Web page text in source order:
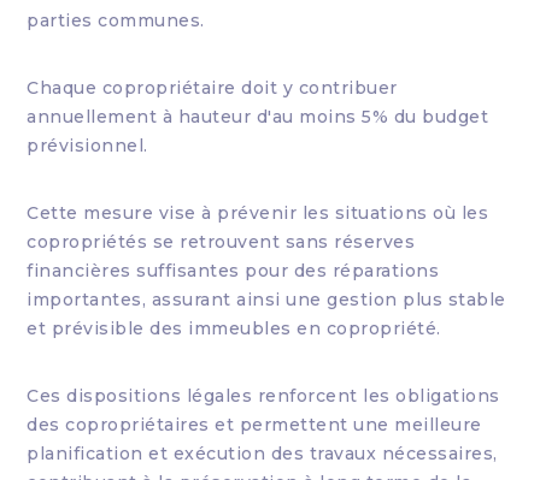
parties communes.
Chaque copropriétaire doit y contribuer
annuellement à hauteur d'au moins 5% du budget
prévisionnel.
Cette mesure vise à prévenir les situations où les
copropriétés se retrouvent sans réserves
financières suffisantes pour des réparations
importantes, assurant ainsi une gestion plus stable
et prévisible des immeubles en copropriété.
Ces dispositions légales renforcent les obligations
des copropriétaires et permettent une meilleure
planification et exécution des travaux nécessaires,